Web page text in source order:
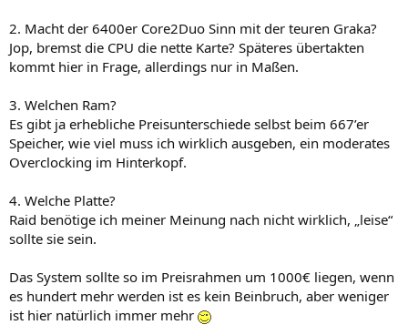
2. Macht der 6400er Core2Duo Sinn mit der teuren Graka?
Jop, bremst die CPU die nette Karte? Späteres übertakten
kommt hier in Frage, allerdings nur in Maßen.
3. Welchen Ram?
Es gibt ja erhebliche Preisunterschiede selbst beim 667’er
Speicher, wie viel muss ich wirklich ausgeben, ein moderates
Overclocking im Hinterkopf.
4. Welche Platte?
Raid benötige ich meiner Meinung nach nicht wirklich, „leise“
sollte sie sein.
Das System sollte so im Preisrahmen um 1000€ liegen, wenn
es hundert mehr werden ist es kein Beinbruch, aber weniger
ist hier natürlich immer mehr